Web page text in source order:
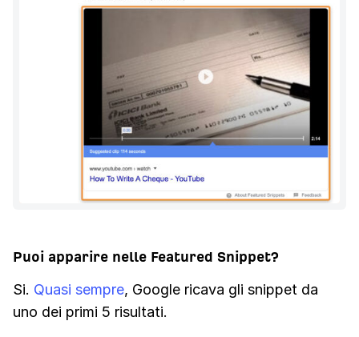
Puoi apparire nelle Featured Snippet?
Si. Quasi sempre, Google ricava gli snippet da
uno dei primi 5 risultati.